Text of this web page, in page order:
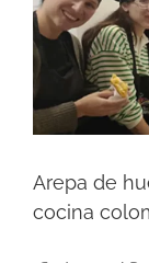
Arepa de
cocina